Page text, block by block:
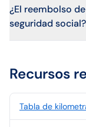
¿El reembolso
seguridad social?
Recursos
Tabla de